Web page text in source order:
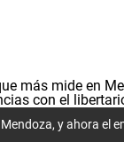
y ahora el